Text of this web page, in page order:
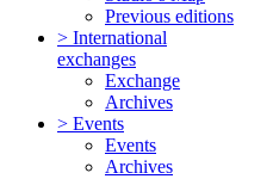
Previous editions
> International
exchanges
Exchange
Archives
> Events
Events
Archives